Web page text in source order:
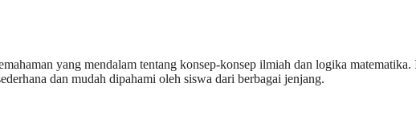
yang mendalam tentang konsep-konsep ilmiah dan logika matematika.
dan mudah dipahami oleh siswa dari berbagai jenjang.